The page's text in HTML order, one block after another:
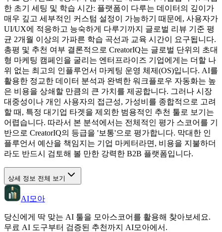
한 초기 세팅 및 학습 시간: 플랫폼이 다루는 데이터의 깊이가
매우 깊고 세부적인 커스텀 설정이 가능하기 때문에, 사용자가
UI/UX에 적응하고 능숙하게 다루기까지 글로벌 리뷰 기준 평
균 2개월 이상의 가파른 학습 곡선과 교육 시간이 요구됩니다.
총평 및 추천 여부 결론적으로 CreatorIQ는 글로벌 단위의 초대
형 마케팅 캠페인을 굴리는 엔터프라이즈 기업에게는 더할 나
위 없는 최고의 인플루언서 마케팅 운영 체제(OS)입니다. AI를
활용한 정교한 데이터 분석과 완벽한 워크플로우 자동화는 높
은 비용을 상쇄할 만큼의 큰 가치를 제공합니다. 그러나 시장
대중성이나 개인 사용자의 접근성, 가성비를 종합적으로 고려
할 때, 특정 대기업 타겟을 제외한 범용적인 추천 툴로 보기는
어렵습니다. 따라서 본 분석에서는 전체적인 평가 스코어를 기
반으로 CreatorIQ의 등급을 '보통'으로 평가합니다. 막대한 인
플루언서 예산을 책임지는 기업 마케터라면, 비용을 지불하더
라도 반드시 검토해 볼 만한 강력한 B2B 플랫폼입니다.
상세 정보 전체 보기
AI모아
당신에게 딱 맞는 AI 툴을 모아스코어를 활용해 찾아보세요.
무료 AI 도구부터 검증된 추천까지 AI모아에서.